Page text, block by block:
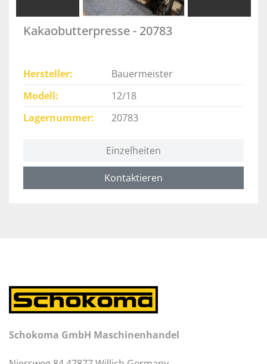
Kakaobutterpresse - 20783
Hersteller
Bauermeister
Modell
12/18
Lagernummer
20783
Einzelheiten
Kontaktieren
Schokoma GmbH Maschinenhandel